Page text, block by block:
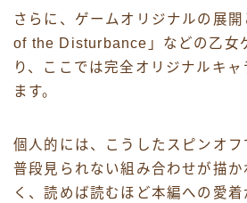
さらに、ゲームオリジナルの展
of the Disturbance」などの乙女
り、ここでは完全オリジナルキ
ます。
個人的には、こうしたスピンオフ
普段見られない組み合わせが描か
く、読めば読むほど本編への愛着